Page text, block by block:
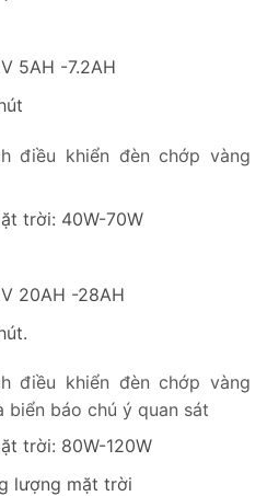
5AH -7.2AH
điều khiển đèn chớp vàng
trời: 40W-70W
20AH -28AH
điều khiển đèn chớp vàng
báo chú ý quan sát
trời: 80W-120W
lượng mặt trời